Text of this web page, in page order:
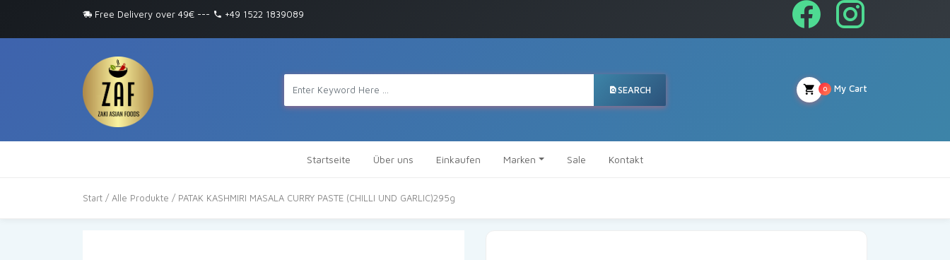
Free Delivery over 49€ --- +49 1522 1839089
SEARCH My Cart
0
Startseite Über uns Einkaufen Marken Sale Kontakt
Start / Alle Produkte / PATAK KASHMIRI MASALA CURRY PASTE (CHILLI UND GARLIC)295g